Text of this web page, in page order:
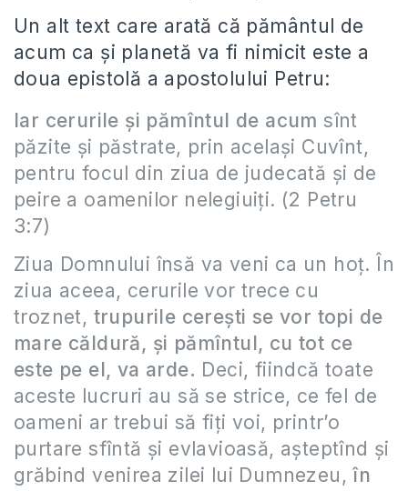
Un alt text care arată că pământul de
acum ca și planetă va fi nimicit este a
doua epistolă a apostolului Petru:
Iar cerurile şi pămîntul de acum sînt
păzite şi păstrate, prin acelaşi Cuvînt,
pentru focul din ziua de judecată şi de
peire a oamenilor nelegiuiţi. (2 Petru
3:7)
Ziua Domnului însă va veni ca un hoţ. În
ziua aceea, cerurile vor trece cu
troznet, trupurile cereşti se vor topi de
mare căldură, şi pămîntul, cu tot ce
este pe el, va arde. Deci, fiindcă toate
aceste lucruri au să se strice, ce fel de
oameni ar trebui să fiţi voi, printr’o
purtare sfîntă şi evlavioasă, aşteptînd şi
grăbind venirea zilei lui Dumnezeu,în